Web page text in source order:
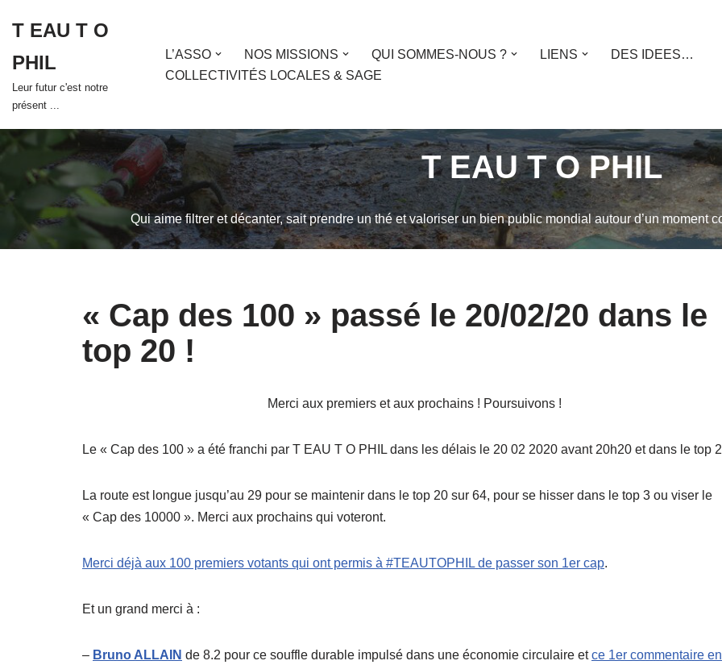
au
contenu
T EAU T O
PHIL
Leur futur c'est notre
présent ...
L’ASSO NOS MISSIONS QUI SOMMES-NOUS ? LIENS
DES IDEES…
COLLECTIVITÉS LOCALES & SAGE
T EAU T O PHIL
Qui aime filtrer et décanter, sait prendre un thé et valoriser un bien public mondial autour d’un moment
« Cap des 100 » passé le 20/02/20 dans le
top 20 !
Merci aux premiers et aux prochains ! Poursuivons !
Le « Cap des 100 » a été franchi par T EAU T O PHIL dans les délais le 20 02 2020 avant 20h20 et dans le top
La route est longue jusqu’au 29 pour se maintenir dans le top 20 sur 64, pour se hisser dans le top 3 ou viser le
« Cap des 10000 ». Merci aux prochains qui voteront.
Merci déjà aux 100 premiers votants qui ont permis à #TEAUTOPHIL de passer son 1er cap.
Et un grand merci à :
– Bruno ALLAIN de 8.2 pour ce souffle durable impulsé dans une économie circulaire etce 1er commentaire en